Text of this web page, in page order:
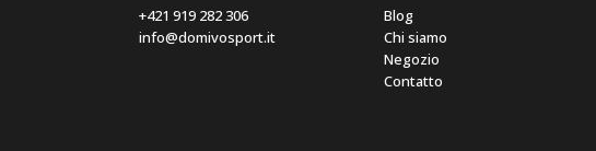
+421 919 282 306
info@domivosport.it
Blog
Chi siamo
Negozio
Contatto